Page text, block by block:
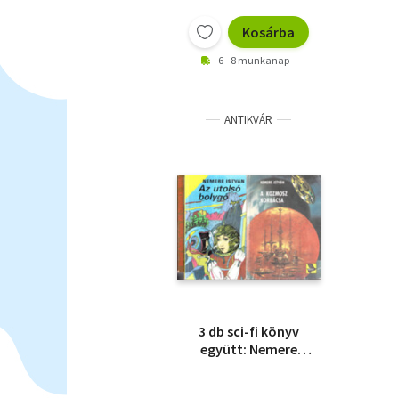
Kosárba
6 - 8 munkanap
ANTIKVÁR
3 db sci-fi könyv
együtt: Nemere